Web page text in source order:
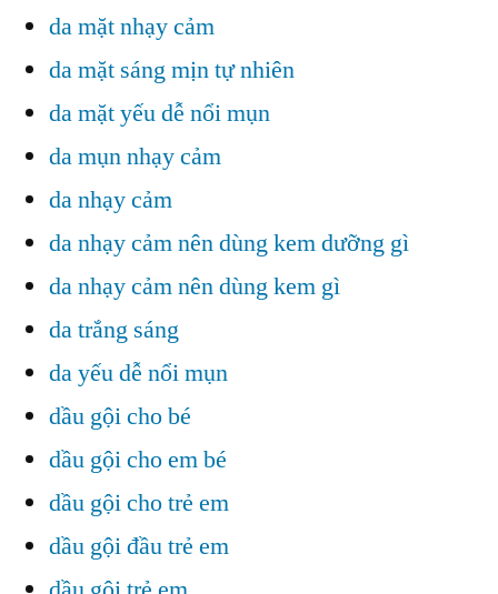
da mặt nhạy cảm
da mặt sáng mịn tự nhiên
da mặt yếu dễ nổi mụn
da mụn nhạy cảm
da nhạy cảm
da nhạy cảm nên dùng kem dưỡng gì
da nhạy cảm nên dùng kem gì
da trắng sáng
da yếu dễ nổi mụn
dầu gội cho bé
dầu gội cho em bé
dầu gội cho trẻ em
dầu gội đầu trẻ em